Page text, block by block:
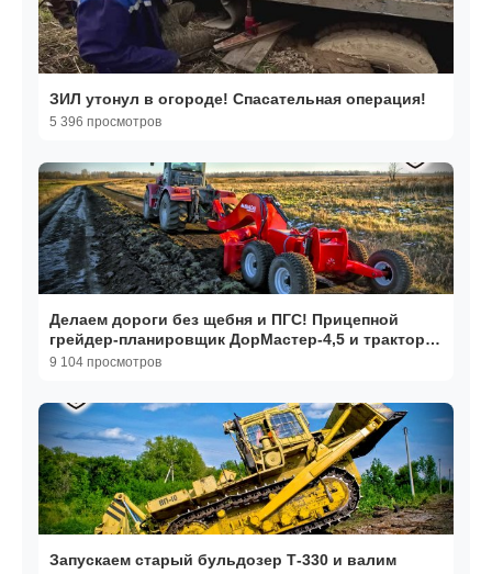
ЗИЛ утонул в огороде! Спасательная операция!
5 396 просмотров
Делаем дороги без щебня и ПГС! Прицепной
грейдер-планировщик ДорМастер-4,5 и трактор
Кировец
9 104 просмотров
Запускаем старый бульдозер Т-330 и валим